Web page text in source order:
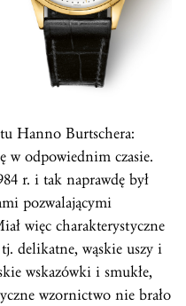
Hanno Burtschera:
w odpowiednim czasie.
r. i tak naprawdę był
pozwalającymi
więc charakterystyczne
delikatne, wąskie uszy i
wskazówki i smukłe,
wzornictwo nie brało